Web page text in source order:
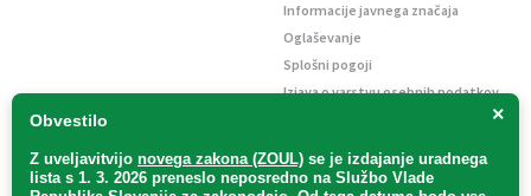
×
Obvestilo
Z uveljavitvijo novega zakona (ZOUL) se je izdajanje uradnega
lista s 1. 3. 2026 preneslo neposredno na Službo Vlade
Informacije javnega značaja
Oglaševanje
Splošni pogoji
Izjava o varstvu osebnih podatkov